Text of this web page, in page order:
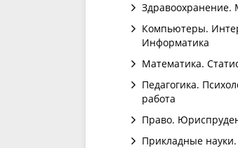
Здравоохранение.
Компьютеры.
Информатика
Математика.
Педагогика.
работа
Право.
Прикладные науки.